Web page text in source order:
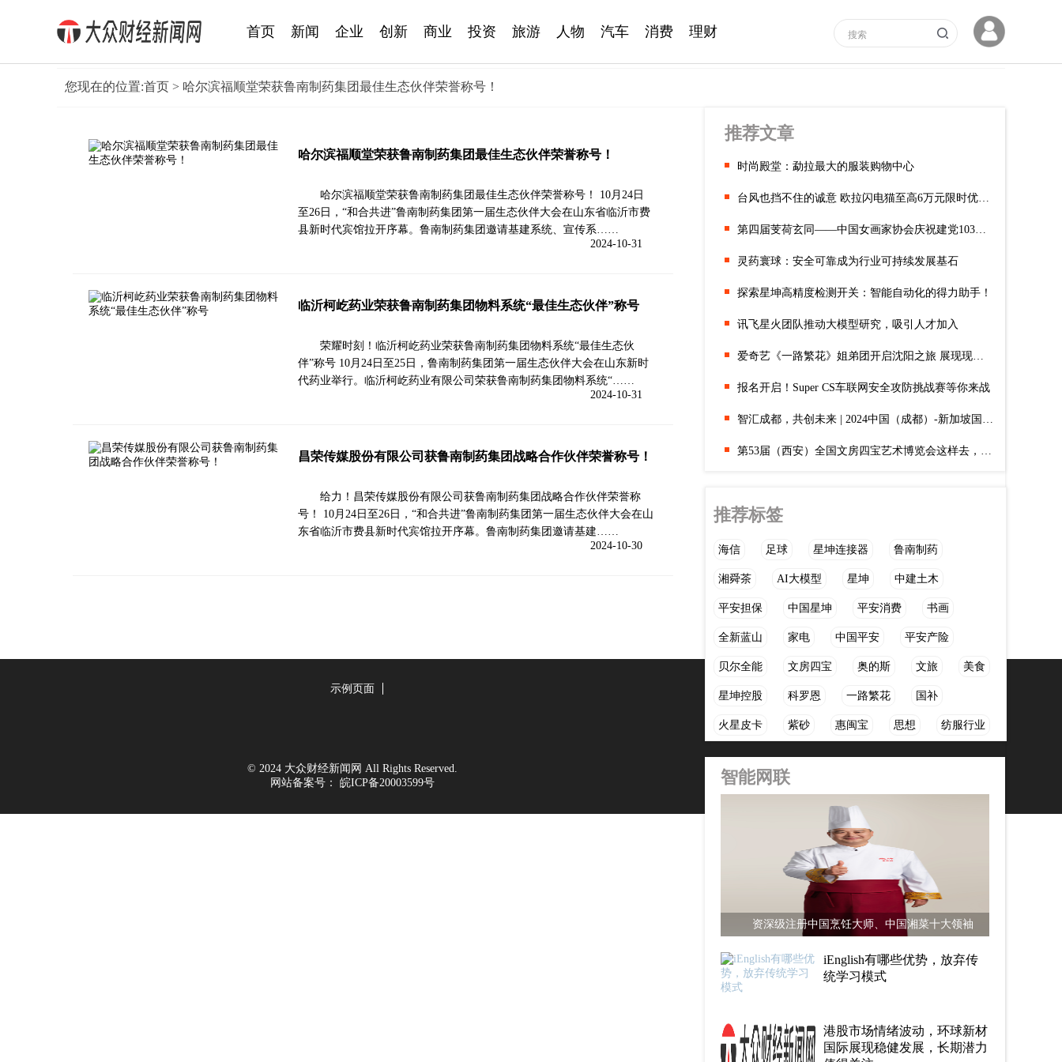
首页 新闻 企业 创新 商业 投资 旅游 人物 汽车 消费 理财
您现在的位置:首页 > 哈尔滨福顺堂荣获鲁南制药集团最佳生态伙伴荣誉称号！
哈尔滨福顺堂荣获鲁南制药集团最佳生态伙伴荣誉称号！
哈尔滨福顺堂荣获鲁南制药集团最佳生态伙伴荣誉称号！ 10月24日
至26日，“和合共进”鲁南制药集团第一届生态伙伴大会在山东省临沂市费
县新时代宾馆拉开序幕。鲁南制药集团邀请基建系统、宣传系……
2024-10-31
临沂柯屹药业荣获鲁南制药集团物料系统“最佳生态伙伴”称号
荣耀时刻！临沂柯屹药业荣获鲁南制药集团物料系统“最佳生态伙
伴”称号 10月24日至25日，鲁南制药集团第一届生态伙伴大会在山东新时
代药业举行。临沂柯屹药业有限公司荣获鲁南制药集团物料系统“……
2024-10-31
昌荣传媒股份有限公司获鲁南制药集团战略合作伙伴荣誉称号！
给力！昌荣传媒股份有限公司获鲁南制药集团战略合作伙伴荣誉称
号！ 10月24日至26日，“和合共进”鲁南制药集团第一届生态伙伴大会在山
东省临沂市费县新时代宾馆拉开序幕。鲁南制药集团邀请基建……
2024-10-30
推荐文章
时尚殿堂：勐拉最大的服装购物中心
台风也挡不住的诚意 欧拉闪电猫至高6万元限时优惠来袭
第四届芰荷玄同——中国女画家协会庆祝建党103周年全国女画家作品
灵药寰球：安全可靠成为行业可持续发展基石
探索星坤高精度检测开关：智能自动化的得力助手！
讯飞星火团队推动大模型研究，吸引人才加入
爱奇艺《一路繁花》姐弟团开启沈阳之旅 展现现代与传统碰撞
报名开启！Super CS车联网安全攻防挑战赛等你来战
智汇成都，共创未来 | 2024中国（成都）-新加坡国际科技对接交
第53届（西安）全国文房四宝艺术博览会这样去，攻略一文get！
推荐标签
海信 足球 星坤连接器 鲁南制药
湘舜茶 AI大模型 星坤 中建土木
平安担保 中国星坤 平安消费 书画
全新蓝山 家电 中国平安 平安产险
贝尔全能 文房四宝 奥的斯 文旅 美食
星坤控股 科罗恩 一路繁花 国补
火星皮卡 紫砂 惠闽宝 思想 纺服行业
智能网联
资深级注册中国烹饪大师、中国湘菜十大领袖
iEnglish有哪些优势，放弃传
统学习模式
港股市场情绪波动，环球新材
国际展现稳健发展，长期潜力
示例页面
© 2024 大众财经新闻网 All Rights Reserved.
网站备案号：
皖ICP备20003599号